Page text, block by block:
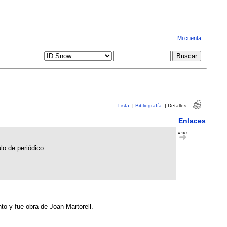
Mi cuenta
Lista | Bibliografía | Detalles
Enlaces
de periódico
y fue obra de Joan Martorell.